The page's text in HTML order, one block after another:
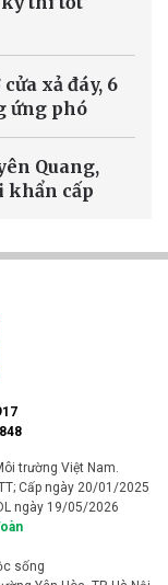
các vùng trên cả
sản phải có
mã định danh
những nội dung
sản (sửa đổi) do